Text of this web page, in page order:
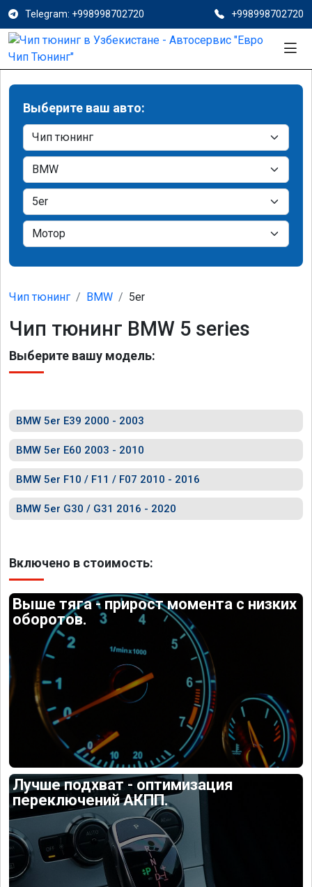
Telegram: +998998702720 +998998702720
Выберите ваш авто:
Чип тюнинг BMW 5er
Чип тюнинг BMW 5 series
Выберите вашу модель:
BMW 5er E39 2000 - 2003
BMW 5er E60 2003 - 2010
BMW 5er F10 / F11 / F07 2010 - 2016
BMW 5er G30 / G31 2016 - 2020
Включено в стоимость:
Выше тяга - прирост момента с низких
оборотов.
Лучше подхват - оптимизация
переключений АКПП.